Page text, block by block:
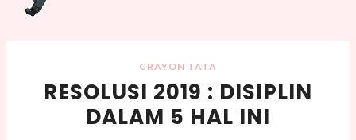
CRAYON TATA
RESOLUSI 2019 : DISIPLIN
DALAM 5 HAL INI